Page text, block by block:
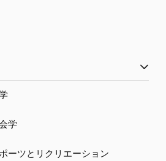
学
ーツとリクリエーション